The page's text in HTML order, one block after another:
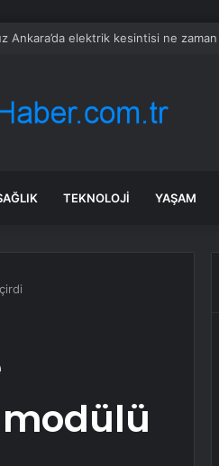
rağmen sabit kaldı
TEKNOLOJI YAŞAM
modülü